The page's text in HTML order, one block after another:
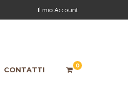
Il mio Account
CONTATTI 0